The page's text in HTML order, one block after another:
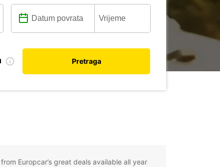
Pretraga
Europcar’s great deals available all year